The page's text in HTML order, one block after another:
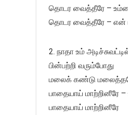
தொடர வைத்தீரே –
தொடர வைத்தீரே – என்
2. நாதா உம்
பின்பற்றி வரும்போது
மலைக் கண்டு
பாதையாய் மாற்றினீரே
பாதையாய் மாற்றினீரே